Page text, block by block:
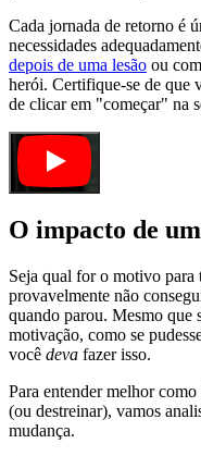
Cada jornada de retorno é
necessidades
depois de uma lesão ou
herói. Certifique-se de que
de clicar em "começar" na
O impacto de
Seja qual for o motivo para
provavelmente não
quando parou. Mesmo que
motivação, como se
você deva fazer isso.
Para entender melhor
(ou destreinar), vamos
mudança.